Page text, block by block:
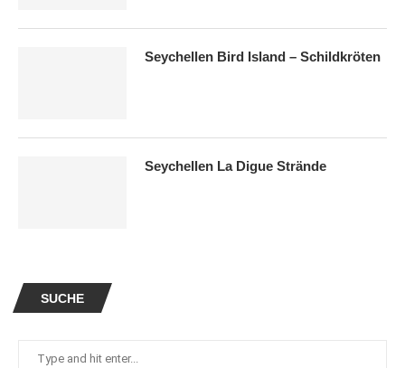
SUCHE
Seychellen Bird Island – Schildkröten
Seychellen La Digue Strände